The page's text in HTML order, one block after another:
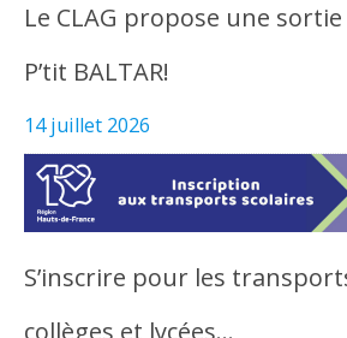
Le CLAG propose une
P’tit BALTAR!
14 juillet 2026
S’inscrire pour les